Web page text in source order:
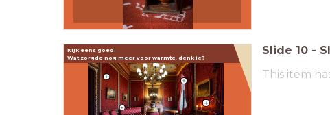
Kijk eens goed.
Wat zorgde nog meer voor warmte, denk je?
Slide 10 -
This item